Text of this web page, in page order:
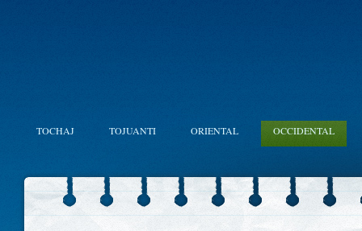
TOCHAJ TOJUANTI ORIENTAL OCCIDENTAL